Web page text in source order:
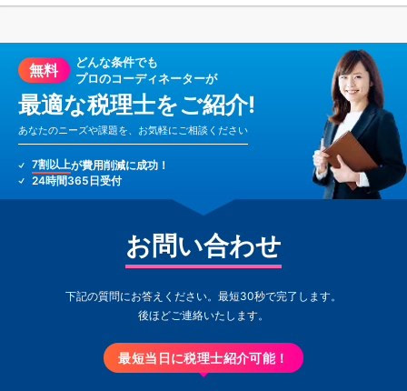
無料
どんな条件でも
プロのコーディネーターが
最適な税理士をご紹介!
あなたのニーズや課題を、お気軽にご相談ください
7割以上が費用削減に成功！
24時間365日受付
お問い合わせ
下記の質問にお答えください。最短30秒で完了します。
後ほどご連絡いたします。
最短当日に税理士紹介可能！